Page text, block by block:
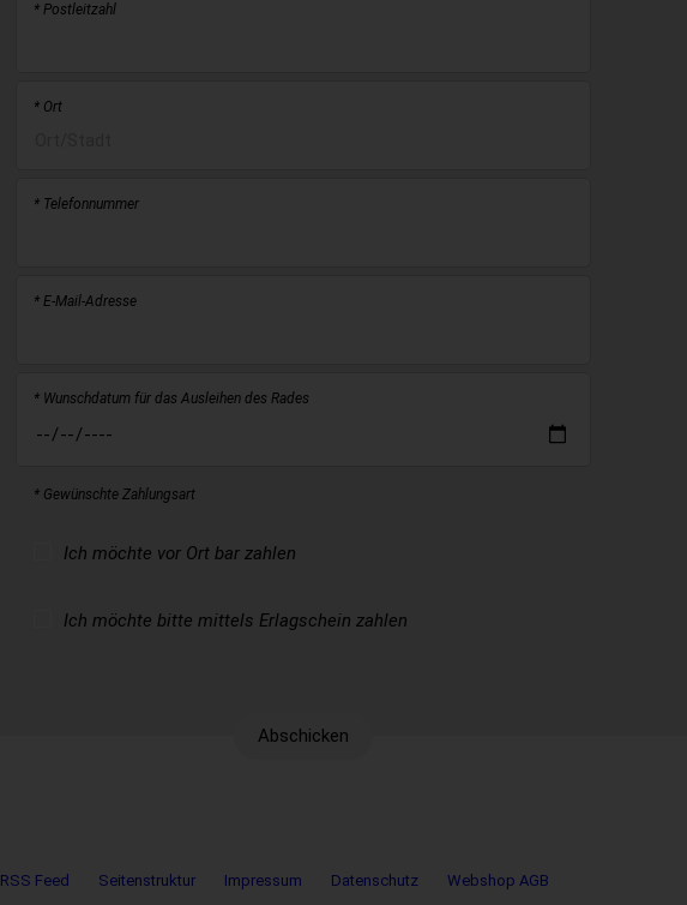
* Postleitzahl
* Ort
* Telefonnummer
* E-Mail-Adresse
* Wunschdatum für das Ausleihen des Rades
* Gewünschte Zahlungsart
Ich möchte vor Ort bar zahlen
Ich möchte bitte mittels Erlagschein zahlen
Abschicken
RSS Feed Seitenstruktur Impressum Datenschutz Webshop AGB